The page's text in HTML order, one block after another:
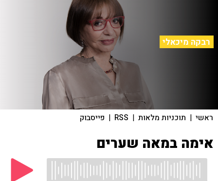
רבקה מיכאלי
ראשי | תוכניות מלאות |
RSS
| פייסבוק
אימה במאה שערים